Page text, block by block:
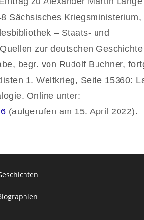
Sächsisches Kriegsministerium,
– Staats- und
zur deutschen
begr. von Rudolf Buchner,
1. Weltkrieg, Seite 15360:
Online unter:
(aufgerufen am 15. April 2022).